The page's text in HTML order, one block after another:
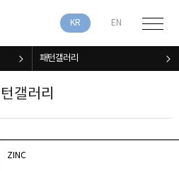
KR EN
패턴갤러리
갤러리
ZINC